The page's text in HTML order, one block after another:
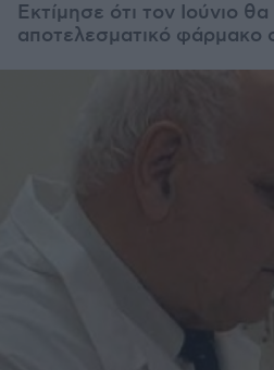
Εκτίμησε ότι τον Ιούνιο
αποτελεσματικό φάρμακο